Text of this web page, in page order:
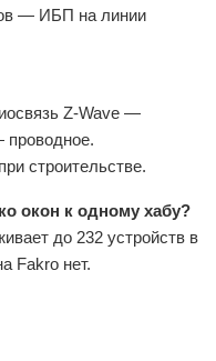
— ИБП на линии
Z-Wave —
проводное.
строительстве.
окон к одному хабу?
до 232 устройств в
Fakro нет.